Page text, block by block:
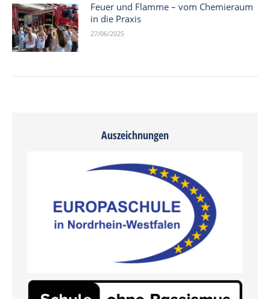
Feuer und Flamme – vom Chemieraum
in die Praxis
27/06/2025
Auszeichnungen